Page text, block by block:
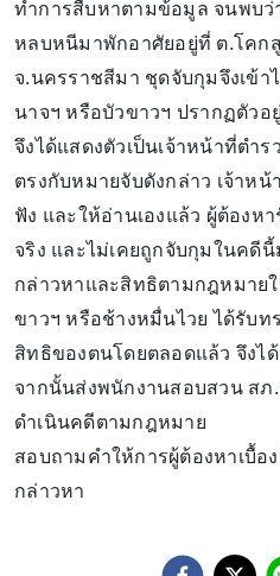
ทำการสืบหาตามข้อมูล จนพบว่
หลบหนีมาพักอาศัยอยู่ที่ ต.โคก
จ.นครราชสีมา ชุดจับกุมจึงเข้า
นาจฯ หรือบัวขาวฯ ปรากฏตัวอ
จึงได้แสดงตัวเป็นเจ้าหน้าที่ตำ
ตรงกับหมายจับดังกล่าว เจ้าห
ฟัง และให้อ่านเองแล้ว ผู้ต้องห
จริง และไม่เคยถูกจับกุมในคดี
กล่าวหาและสิทธิตามกฎหมาย
ขาวฯ หรือช้างหมื่นไวย ได้รับท
สิทธิของตนโดยตลอดแล้ว จึงไ
จากนั้นส่งพนักงานสอบสวน สภ.
ดำเนินคดีตามกฎหมาย
สอบถามคำให้การผู้ต้องหาเบื้อ
กล่าวหา